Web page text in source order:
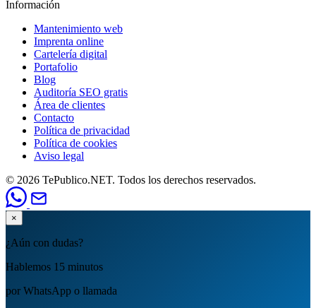
Información
Mantenimiento web
Imprenta online
Cartelería digital
Portafolio
Blog
Auditoría SEO gratis
Área de clientes
Contacto
Política de privacidad
Política de cookies
Aviso legal
© 2026 TePublico.NET. Todos los derechos reservados.
×
¿Aún con dudas?
Hablemos 15 minutos
por WhatsApp o llamada